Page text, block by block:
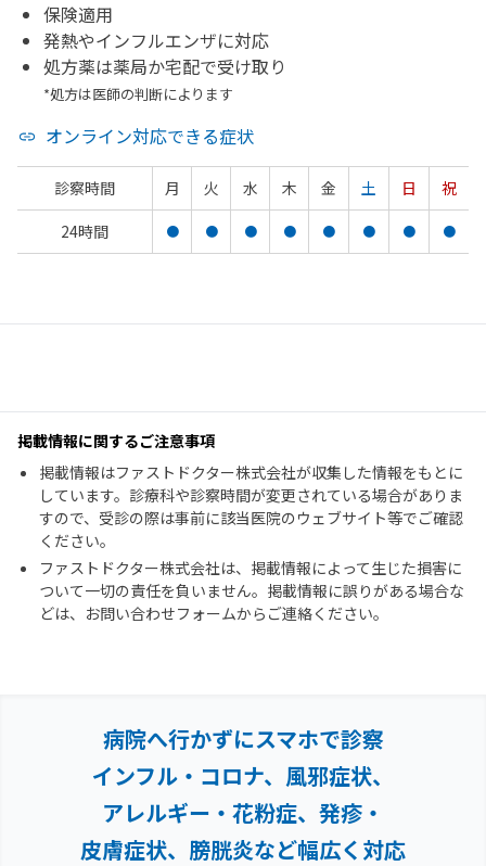
保険適用
発熱やインフルエンザに対応
処方薬は薬局か宅配で受け取り
*処方は医師の判断によります
オンライン対応できる症状
診察時間 月 火 水 木 金 土 日
祝
24時間
● ● ● ● ● ● ● ●
掲載情報に関するご注意事項
掲載情報はファストドクター株式会社が収集した情報をもとに
しています。診療科や診察時間が変更されている場合がありま
すので、受診の際は事前に該当医院のウェブサイト等でご確認
ください。
ファストドクター株式会社は、掲載情報によって生じた損害に
ついて一切の責任を負いません。掲載情報に誤りがある場合な
どは、お問い合わせフォームからご連絡ください。
病院へ行かずにスマホで診察
インフル・コロナ、風邪症状、
アレルギー・花粉症、 発疹・
皮膚症状、膀胱炎など幅広く対応